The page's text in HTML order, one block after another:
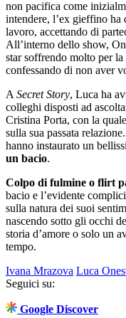
non pacifica come
intendere, l’ex gieffino ha
lavoro, accettando di
All’interno dello show,
star soffrendo molto per
confessando di non aver
A Secret Story, Luca ha
colleghi disposti ad
Cristina Porta, con la
sulla sua passata
hanno instaurato un
un bacio.
Colpo di fulmine o flirt
bacio e l’evidente
sulla natura dei suoi
nascendo sotto gli occhi
storia d’amore o solo un
tempo.
Ivana Mrazova Luca
Seguici su:
Google Discover